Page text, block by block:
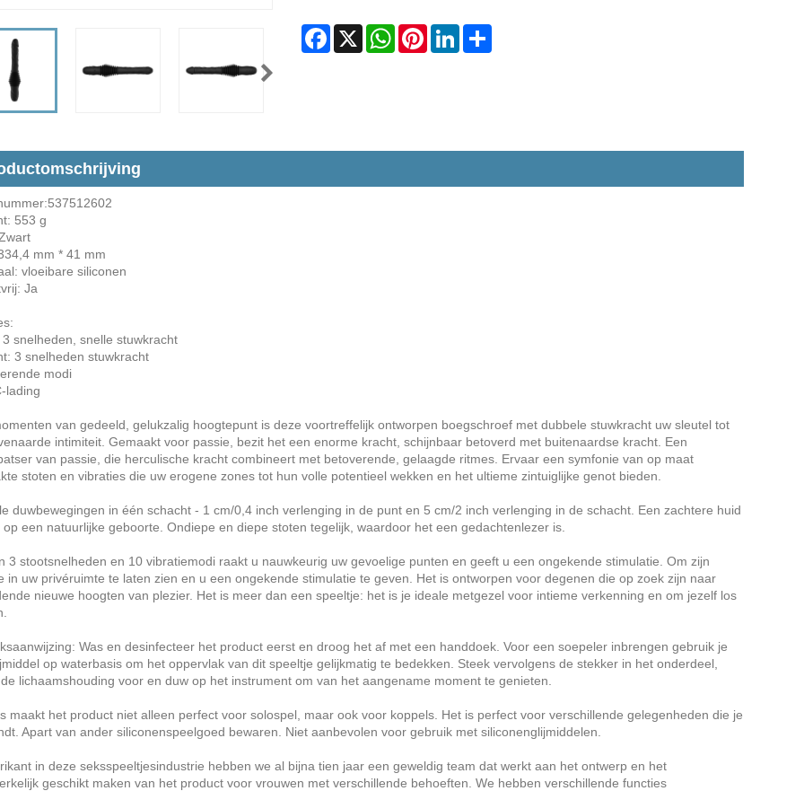
Facebook
X WhatsAppPinterestLinkedInShare
553 g
334,4 mm * 41 mm
vloeibare siliconen
Ja
snelheden, snelle stuwkracht
3 snelheden stuwkracht
modi
lading
van gedeeld, gelukzalig hoogtepunt is deze voortreffelijk ontworpen boegschroef met dubbele stuwkracht uw sleutel tot
intimiteit. Gemaakt voor passie, bezit het een enorme kracht, schijnbaar betoverd met buitenaardse kracht. Een
van passie, die herculische kracht combineert met betoverende, gelaagde ritmes. Ervaar een symfonie van op maat
stoten en vibraties die uw erogene zones tot hun volle potentieel wekken en het ultieme zintuiglijke genot bieden.
duwbewegingen in één schacht - 1 cm/0,4 inch verlenging in de punt en 5 cm/2 inch verlenging in de schacht. Een zachtere huid
op een natuurlijke geboorte. Ondiepe en diepe stoten tegelijk, waardoor het een gedachtenlezer is.
3 stootsnelheden en 10 vibratiemodi raakt u nauwkeurig uw gevoelige punten en geeft u een ongekende stimulatie. Om zijn
in uw privéruimte te laten zien en u een ongekende stimulatie te geven. Het is ontworpen voor degenen die op zoek zijn naar
nieuwe hoogten van plezier. Het is meer dan een speeltje: het is je ideale metgezel voor intieme verkenning en om jezelf los
Was en desinfecteer het product eerst en droog het af met een handdoek. Voor een soepeler inbrengen gebruik je
op waterbasis om het oppervlak van dit speeltje gelijkmatig te bedekken. Steek vervolgens de stekker in het onderdeel,
lichaamshouding voor en duw op het instrument om van het aangename moment te genieten.
maakt het product niet alleen perfect voor solospel, maar ook voor koppels. Het is perfect voor verschillende gelegenheden die je
Apart van ander siliconenspeelgoed bewaren. Niet aanbevolen voor gebruik met siliconenglijmiddelen.
in deze seksspeeltjesindustrie hebben we al bijna tien jaar een geweldig team dat werkt aan het ontwerp en het
geschikt maken van het product voor vrouwen met verschillende behoeften. We hebben verschillende functies